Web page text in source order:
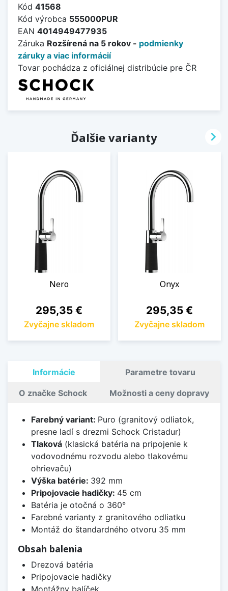
Kód 41568
Kód výrobca 555000PUR
EAN 4014949477935
Záruka Rozšírená na 5 rokov - podmienky
záruky a viac informácií
Tovar pochádza z oficiálnej distribúcie pre ČR
Ďalšie varianty
Nero
Cena
295,35 €
Zvyčajne skladom
Onyx
Cena
295,35 €
Zvyčajne skladom

Informácie Parametre tovaru
O značke Schock Možnosti a ceny dopravy
Farebný variant: Puro (granitový odliatok,
presne ladí s drezmi Schock Cristadur)
Tlaková(klasická batéria na pripojenie k
vodovodnému rozvodu alebo tlakovému
ohrievaču)
Výška batérie: 392 mm
Pripojovacie hadičky: 45 cm
Batéria je otočná o 360°
Farebné varianty z granitového odliatku
Montáž do štandardného otvoru 35 mm
Obsah balenia
Drezová batéria
Pripojovacie hadičky
Montážny balíček